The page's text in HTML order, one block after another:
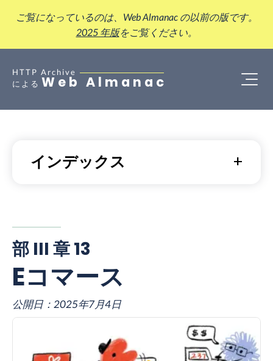
ご覧になっているのは、Web Almanac の以前の版です。
2025 年版をご覧ください。
HTTP Archive
による Web Almanac
インデックス
部 III 章 13
Eコマース
公開日： 2025年7月4日